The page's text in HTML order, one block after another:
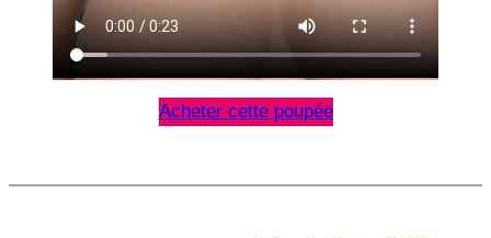
Acheter cette poupée